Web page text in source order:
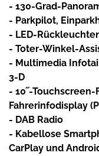
- 130-Grad-
- Parkpilot,
- LED-
- Toter-Winkel-
- Multimedia
3-D
- 10˝-Touchscreen-
Fahrerinfodisplay
- DAB Radio
- Kabellose
CarPlay und